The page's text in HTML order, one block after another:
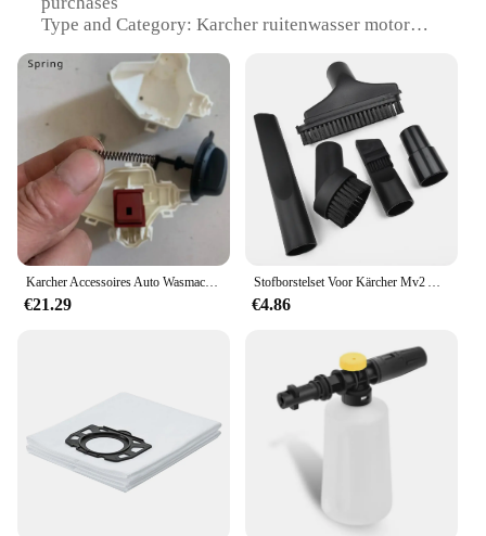
Type and Category: Karcher ruitenwasser motor
Design and Style: Ergonomic and durable
construction
Usage and Purpose: Enhances the cleaning
efficiency of Karcher pressure washers
Typical Adaptive Scenario: Ideal for automotive
and household cleaning tasks
Shape or Size or Weight or Quantity: Compact and
lightweight, easy to handle
Performance and Property: Designed for optimal
performance and longevity
Features:
The Karcher ruitenwasser motor is a crucial
component of the Karcher pressure washer system,
providing the necessary power to tackle tough
cleaning tasks. The motor's robust design ensures
efficient and effective cleaning, making it an
indispensable tool for both professional and home
use. Whether you're cleaning your car, patio, or
€21.29 €4.86